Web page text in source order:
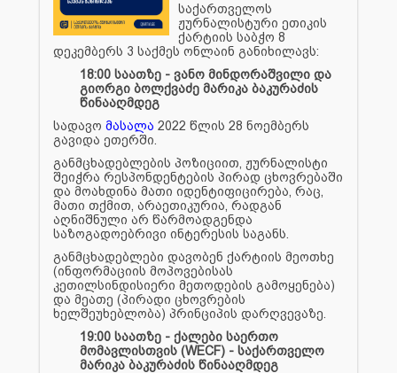
საქართველოს
ჟურნალისტური ეთიკის
ქარტიის საბჭო 8
დეკემბერს 3 საქმეს ონლაინ განიხილავს:
18:00 საათზე - ვანო მინდორაშვილი და
გიორგი ბოლქვაძე მარიკა ბაკურაძის
წინააღმდეგ
სადავო მასალა 2022 წლის 28 ნოემბერს
გავიდა ეთერში.
განმცხადებლების პოზიციით, ჟურნალისტი
შეიჭრა რესპონდენტების პირად ცხოვრებაში
და მოახდინა მათი იდენტიფიცირება, რაც,
მათი თქმით, არაეთიკურია, რადგან
აღნიშნული არ წარმოადგენდა
საზოგადოებრივი ინტერესის საგანს.
განმცხადებლები დავობენ ქარტიის მეოთხე
(ინფორმაციის მოპოვებისას
კეთილსინდისიერი მეთოდების გამოყენება)
და მეათე (პირადი ცხოვრების
ხელშეუხებლობა) პრინციპის დარღვევაზე.
19:00 საათზე - ქალები საერთო
მომავლისთვის (WECF) - საქართველო
მარიკა ბაკურაძის წინააღმდეგ